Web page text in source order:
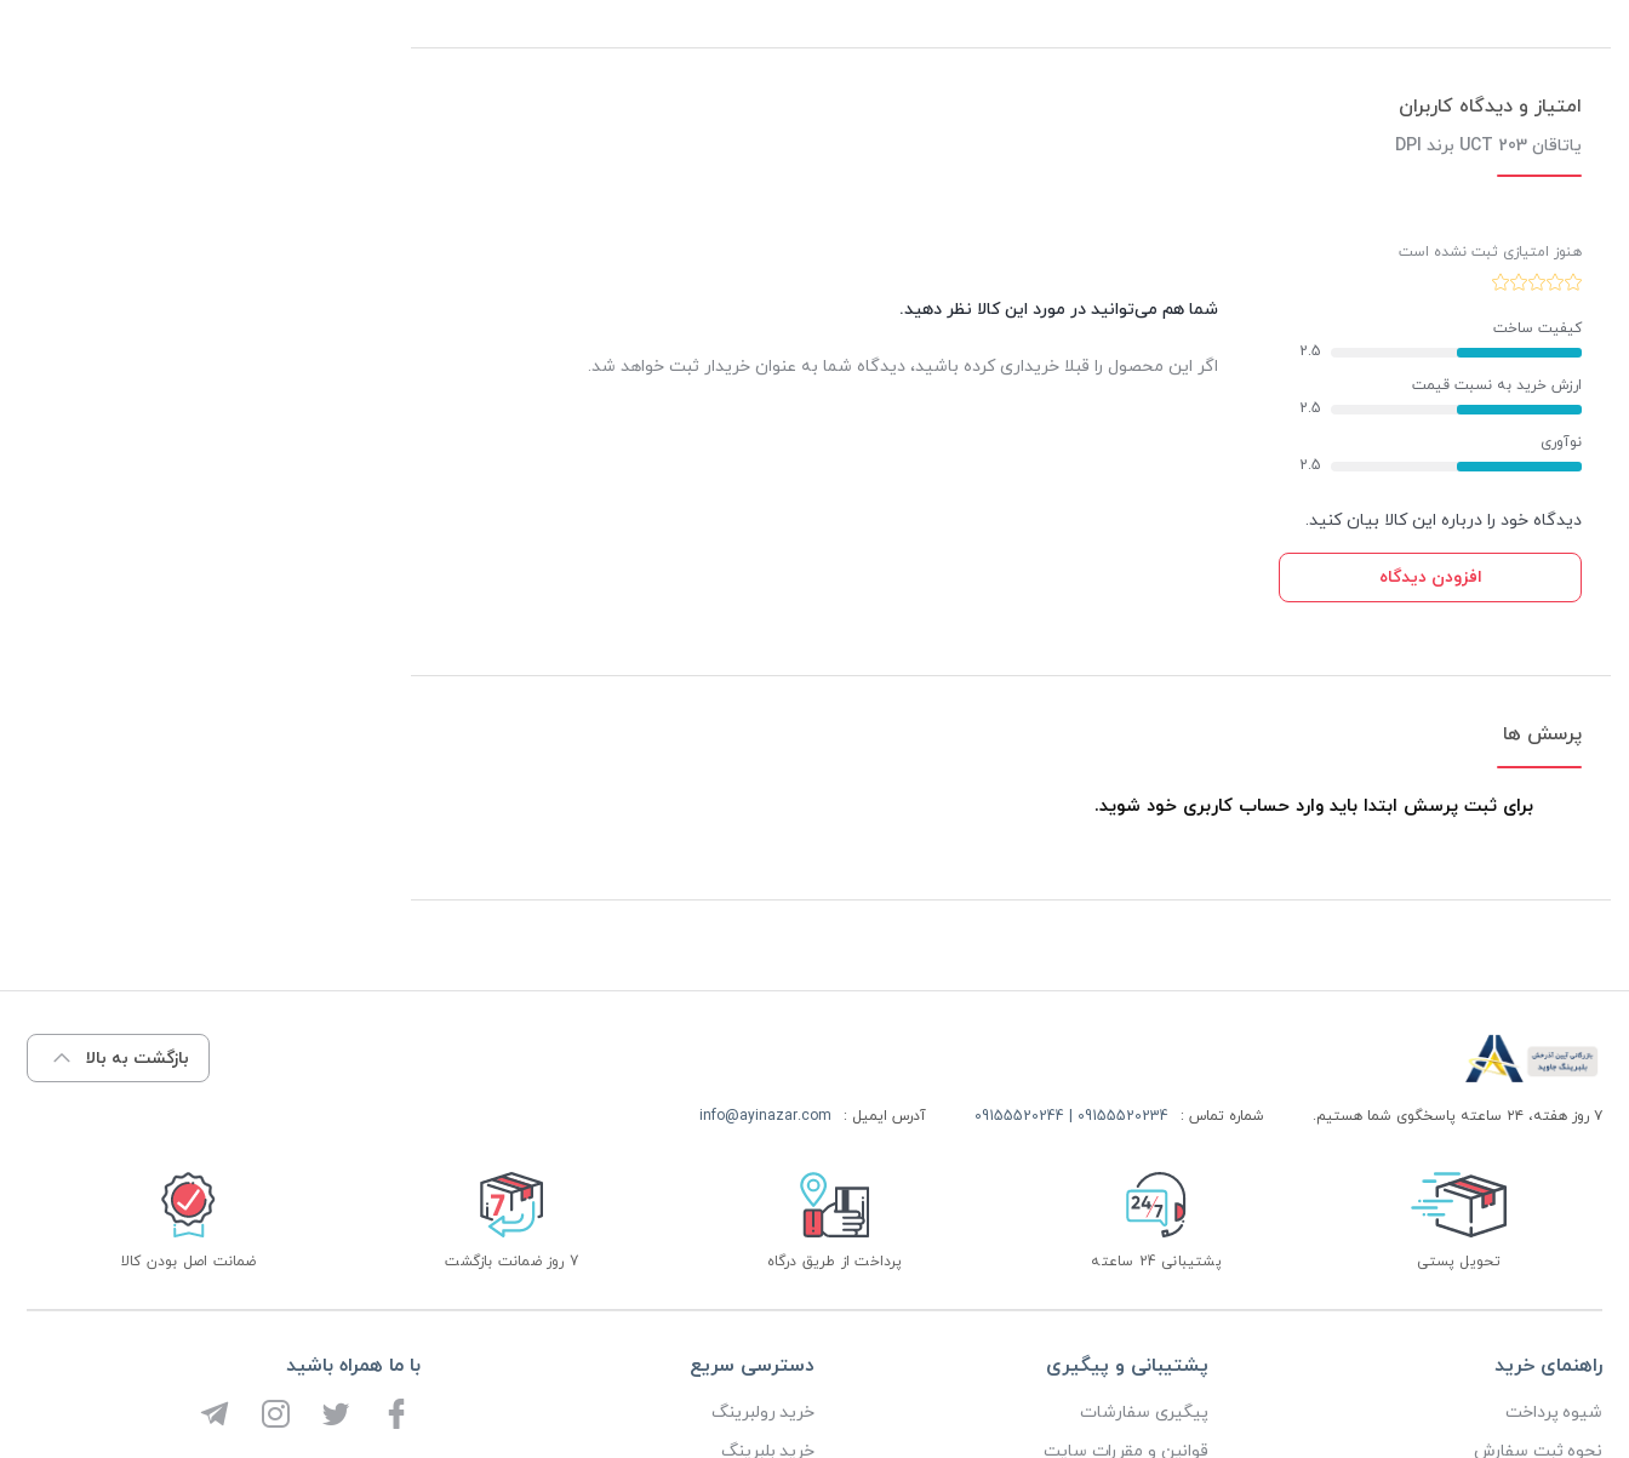
امتیاز و دیدگاه کاربران
یاتاقان UCT 203 برند DPI
هنوز امتیازی ثبت نشده است
کیفیت ساخت
2.5
ارزش خرید به نسبت قیمت
2.5
نوآوری
2.5
دیدگاه خود را درباره این کالا بیان کنید.
افزودن دیدگاه
شما هم می‌توانید در مورد این کالا نظر دهید.
اگر این محصول را قبلا خریداری کرده باشید، دیدگاه شما به عنوان خریدار ثبت خواهد شد.
پرسش ها
برای ثبت پرسش ابتدا باید وارد حساب کاربری خود شوید.
بازگشت به بالا
۷ روز هفته، ۲۴ ساعته پاسخگوی شما هستیم. شماره تماس : 09155520234 | 09155520244 آدرس ایمیل : info@ayinazar.com
تحویل پستی پشتیبانی 24 ساعته پرداخت از طریق درگاه 7 روز ضمانت بازگشت ضمانت اصل بودن کالا
راهنمای خرید
شیوه پرداخت
نحوه ثبت سفارش
پشتیبانی و پیگیری
پیگیری سفارشات
قوانین و مقررات سایت
دسترسی سریع
خرید رولبرینگ
خرید بلبرینگ
با ما همراه باشید